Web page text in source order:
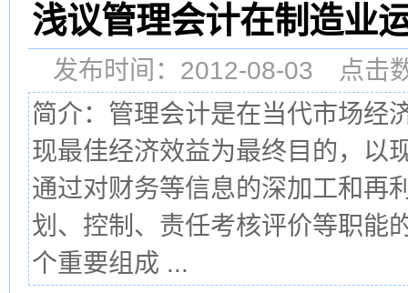
浅议管理会计在制造业
发布时间：2012-08-03 点
简介：管理会计是在当代市场经
现最佳经济效益为最终目的，以
通过对财务等信息的深加工和再
划、控制、责任考核评价等职能
个重要组成 ...